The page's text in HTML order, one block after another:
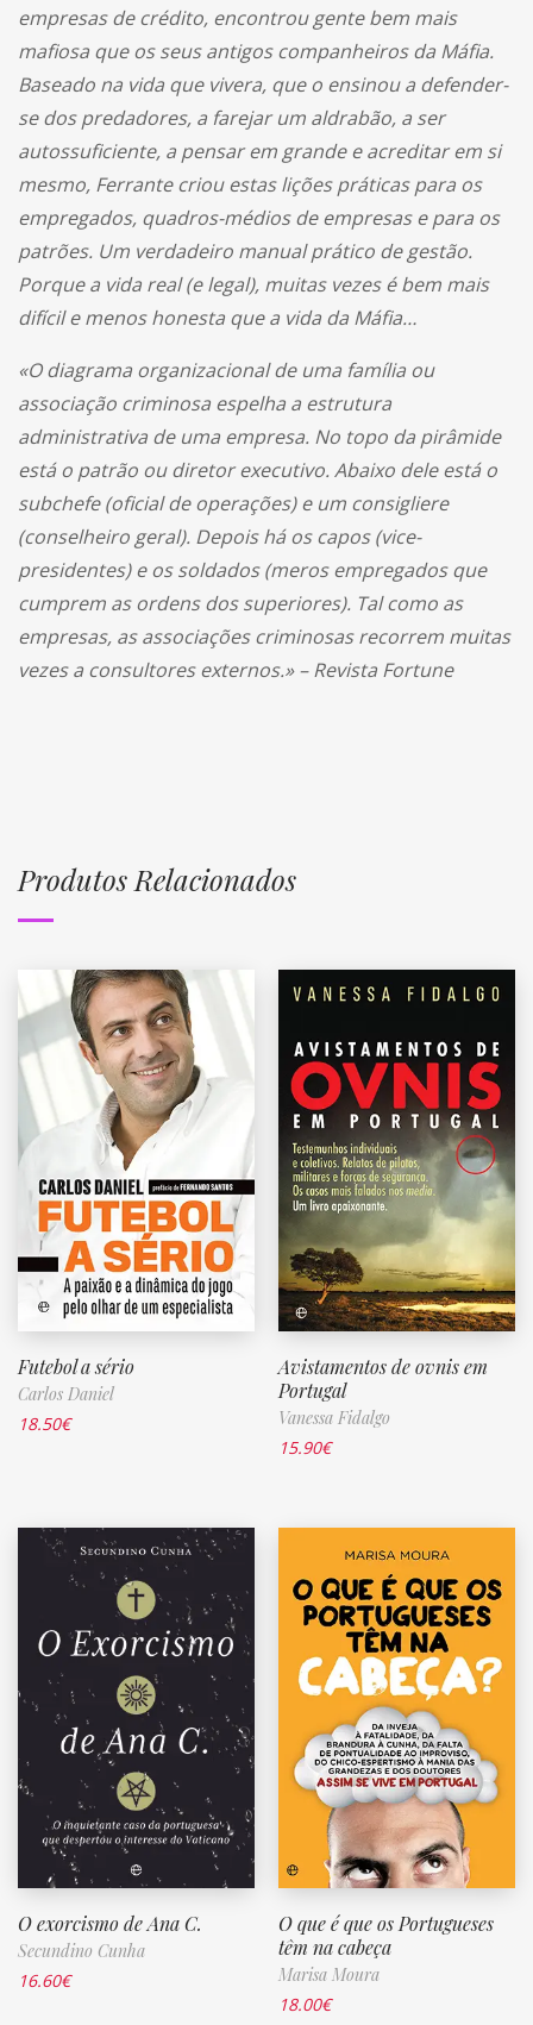
empresas de crédito, encontrou gente bem mais
mafiosa que os seus antigos companheiros da Máfia.
Baseado na vida que vivera, que o ensinou a defender-
se dos predadores, a farejar um aldrabão, a ser
autossuficiente, a pensar em grande e acreditar em si
mesmo, Ferrante criou estas lições práticas para os
empregados, quadros-médios de empresas e para os
patrões. Um verdadeiro manual prático de gestão.
Porque a vida real (e legal), muitas vezes é bem mais
difícil e menos honesta que a vida da Máfia…
«O diagrama organizacional de uma família ou
associação criminosa espelha a estrutura
administrativa de uma empresa. No topo da pirâmide
está o patrão ou diretor executivo. Abaixo dele está o
subchefe (oficial de operações) e um consigliere
(conselheiro geral). Depois há os capos (vice-
presidentes) e os soldados (meros empregados que
cumprem as ordens dos superiores). Tal como as
empresas, as associações criminosas recorrem muitas
vezes a consultores externos.» – Revista Fortune
Produtos Relacionados
Futebol a sério
Carlos Daniel
18.50€
Avistamentos de ovnis em
Portugal
Vanessa Fidalgo
15.90€
O exorcismo de Ana C.
Secundino Cunha
16.60€
O que é que os Portugueses
têm na cabeça
Marisa Moura
18.00€